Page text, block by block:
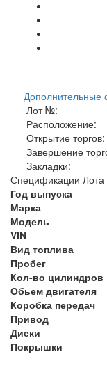
Дополнительные
Лот №:
Расположение:
Открытие торгов:
Завершение
Закладки:
Спецификации Лота
Год выпуска
Марка
Модель
VIN
Вид топлива
Пробег
Кол-во цилиндров
Обьем двигателя
Коробка передач
Привод
Диски
Покрышки